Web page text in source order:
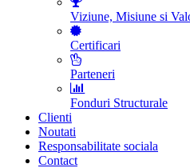
Viziune, Misiune si
Certificari
Parteneri
Fonduri Structurale
Clienti
Noutati
Responsabilitate sociala
Contact